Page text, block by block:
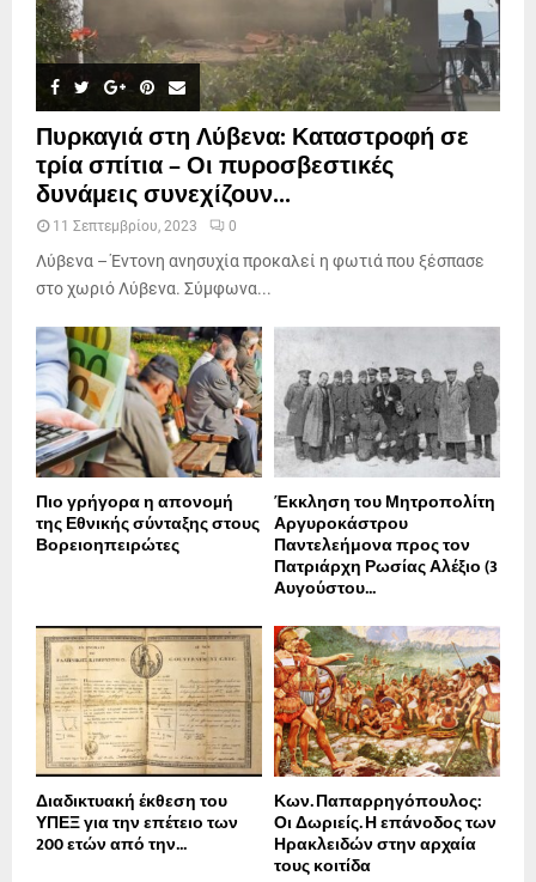
Πυρκαγιά στη Λύβενα: Καταστροφή σε
τρία σπίτια – Οι πυροσβεστικές
δυνάμεις συνεχίζουν...
11 Σεπτεμβρίου, 2023 0
Λύβενα – Έντονη ανησυχία προκαλεί η φωτιά που ξέσπασε
στο χωριό Λύβενα. Σύμφωνα...
Πιο γρήγορα η απονοµή
της Εθνικής σύνταξης στους
Βορειοηπειρώτες
Έκκληση του Μητροπολίτη
Αργυροκάστρου
Παντελεήμονα προς τον
Πατριάρχη Ρωσίας Αλέξιο (3
Αυγούστου...
Διαδικτυακή έκθεση του
ΥΠΕΞ για την επέτειο των
200 ετών από την...
Κων. Παπαρρηγόπουλος:
Οι Δωριείς. Η επάνοδος των
Ηρακλειδών στην αρχαία
τους κοιτίδα